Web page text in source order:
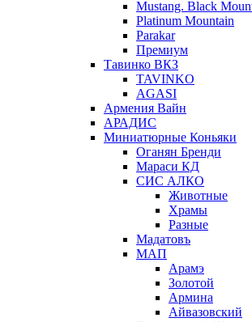
Mustang. Black
Platinum Mountain
Parakar
Премиум
Тавинко ВКЗ
TAVINKO
AGASI
Армения Вайн
АРАДИС
Миниатюрные Коньяки
Оганян Бренди
Мараси КД
СИС АЛКО
Животные
Храмы
Разные
Мадатовъ
МАП
Арамэ
Золотой
Армина
Айвазовский